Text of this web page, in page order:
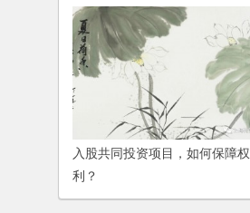
入股共同投资项目，如何保障权
利？